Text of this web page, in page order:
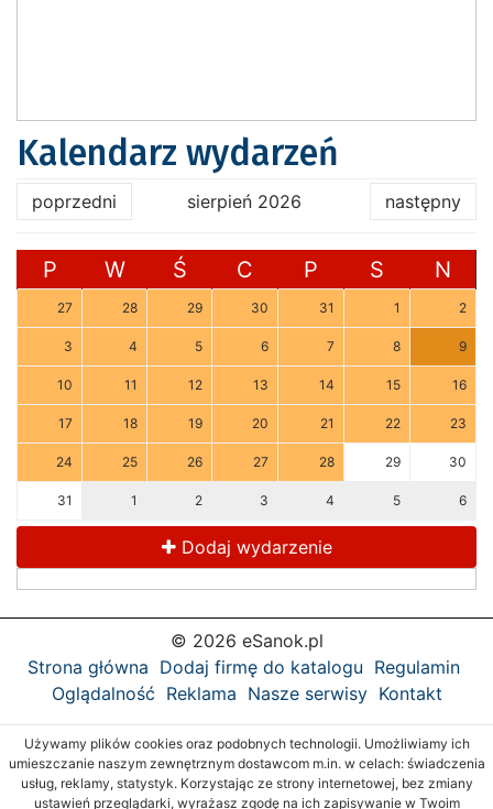
Kalendarz wydarzeń
poprzedni sierpień 2026 następny
P W Ś C P S N
27 28 29 30 31 1 2
3 4 5 6 7 8 9
10 11 12 13 14 15 16
17 18 19 20 21 22 23
24 25 26 27 28 29 30
31 1 2 3 4 5 6
Dodaj wydarzenie
© 2026 eSanok.pl
Strona główna Dodaj firmę do katalogu Regulamin
Oglądalność Reklama Nasze serwisy Kontakt
Używamy plików cookies oraz podobnych technologii. Umożliwiamy ich
umieszczanie naszym zewnętrznym dostawcom m.in. w celach: świadczenia
usług, reklamy, statystyk. Korzystając ze strony internetowej, bez zmiany
ustawień przeglądarki, wyrażasz zgodę na ich zapisywanie w Twoim